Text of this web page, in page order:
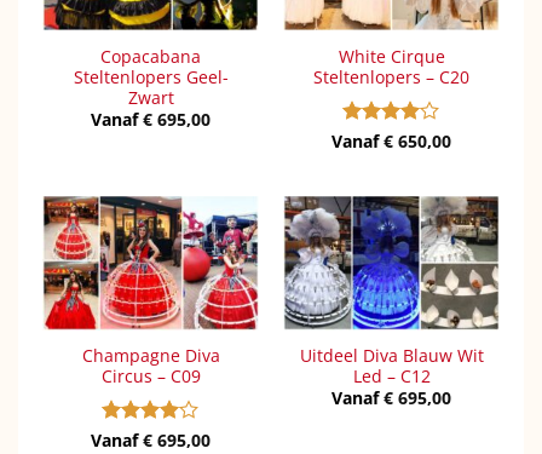
Copacabana
Steltenlopers Geel-
Zwart
Vanaf€ 695,00
White Cirque
Steltenlopers – C20
Gewaardeerd
Vanaf€ 650,00
Champagne Diva
Circus – C09
Gewaardeerd
Vanaf€ 695,00
Uitdeel Diva Blauw Wit
Led – C12
Vanaf€ 695,00